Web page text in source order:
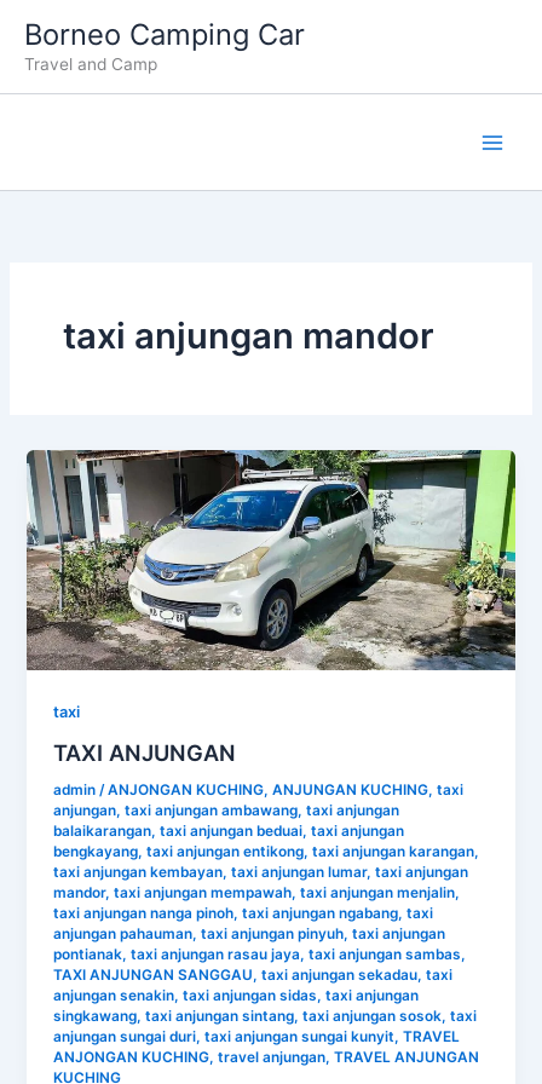
konten
Borneo Camping Car
Travel and Camp
taxi anjungan mandor
taxi
TAXI ANJUNGAN
admin/ANJONGAN KUCHING,ANJUNGAN KUCHING,taxi
anjungan,taxi anjungan ambawang,taxi anjungan
balaikarangan,taxi anjungan beduai,taxi anjungan
bengkayang,taxi anjungan entikong,taxi anjungan karangan,
taxi anjungan kembayan,taxi anjungan lumar,taxi anjungan
mandor,taxi anjungan mempawah,taxi anjungan menjalin,
taxi anjungan nanga pinoh,taxi anjungan ngabang,taxi
anjungan pahauman,taxi anjungan pinyuh,taxi anjungan
pontianak,taxi anjungan rasau jaya,taxi anjungan sambas,
TAXI ANJUNGAN SANGGAU,taxi anjungan sekadau,taxi
anjungan senakin,taxi anjungan sidas,taxi anjungan
singkawang,taxi anjungan sintang,taxi anjungan sosok,taxi
anjungan sungai duri,taxi anjungan sungai kunyit,TRAVEL
ANJONGAN KUCHING,travel anjungan,TRAVEL ANJUNGAN
KUCHING